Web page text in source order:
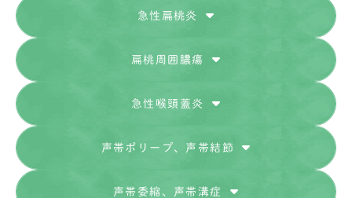
急性扁桃炎
扁桃周囲膿瘍
急性喉頭蓋炎
声帯ポリープ、声帯結節
声帯委縮、声帯溝症